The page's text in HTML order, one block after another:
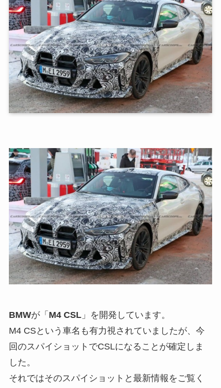
BMWが「 M4 CSL」を開発しています。
M4 CSという車名も有力視されていましたが、今
回のスパイショットでCSLになることが確定しま
した。
それではそのスパイショットと最新情報をご覧く